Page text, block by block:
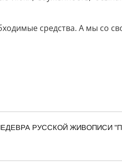
средства. А мы со
ШЕДЕВРА РУССКОЙ ЖИВОПИСИ